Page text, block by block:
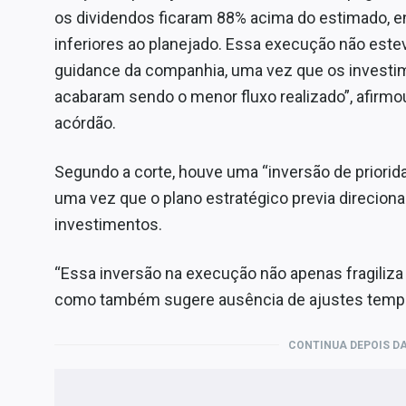
os dividendos ficaram 88% acima do estimado,
inferiores ao planejado. Essa execução não
guidance da companhia, uma vez que os
acabaram sendo o menor fluxo realizado”,
acórdão.
Segundo a corte, houve uma “inversão de
uma vez que o plano estratégico previa
investimentos.
“Essa inversão na execução não apenas
como também sugere ausência de ajustes
CONTINUA DEPOIS